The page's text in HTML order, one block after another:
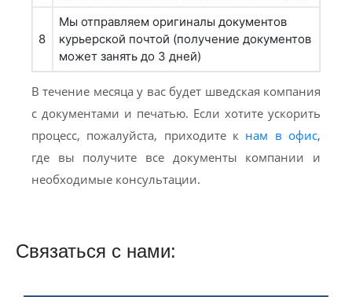
8
Мы отправляем оригиналы документов
курьерской почтой (получение документов
может занять до 3 дней)
В течение месяца у вас будет шведская компания
с документами и печатью. Если хотите ускорить
процесс, пожалуйста, приходите к нам в офис,
где вы получите все документы компании и
необходимые консультации.
Связаться с нами: